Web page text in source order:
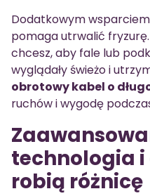
Dodatkowym
pomaga utrwalić
chcesz, aby fale lub
wyglądały świeżo i
obrotowy kabel o
ruchów i wygodę
technologia
robią różnicę